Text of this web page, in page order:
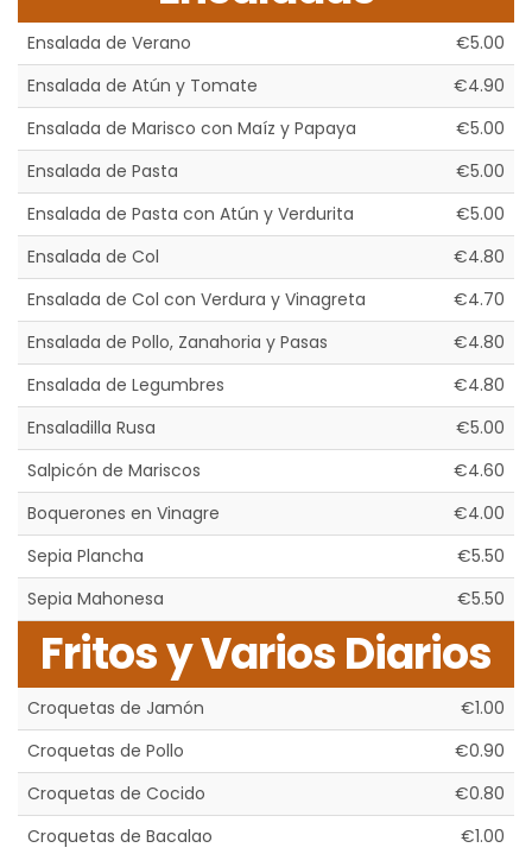
Ensalada de Verano
€5.00
Ensalada de Atún y Tomate
€4.90
Ensalada de Marisco con Maíz y Papaya
€5.00
Ensalada de Pasta
€5.00
Ensalada de Pasta con Atún y Verdurita
€5.00
Ensalada de Col
€4.80
Ensalada de Col con Verdura y Vinagreta
€4.70
Ensalada de Pollo, Zanahoria y Pasas
€4.80
Ensalada de Legumbres
€4.80
Ensaladilla Rusa
€5.00
Salpicón de Mariscos
€4.60
Boquerones en Vinagre
€4.00
Sepia Plancha
€5.50
Sepia Mahonesa
€5.50
Fritos y Varios Diarios
Croquetas de Jamón
€1.00
Croquetas de Pollo
€0.90
Croquetas de Cocido
€0.80
Croquetas de Bacalao
€1.00